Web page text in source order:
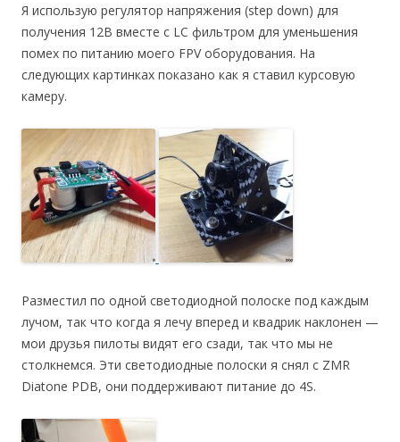
Я использую регулятор напряжения (step down) для
получения 12В вместе с LC фильтром для уменьшения
помех по питанию моего FPV оборудования. На
следующих картинках показано как я ставил курсовую
камеру.
Разместил по одной светодиодной полоске под каждым
лучом, так что когда я лечу вперед и квадрик наклонен —
мои друзья пилоты видят его сзади, так что мы не
столкнемся. Эти светодиодные полоски я снял с ZMR
Diatone PDB, они поддерживают питание до 4S.